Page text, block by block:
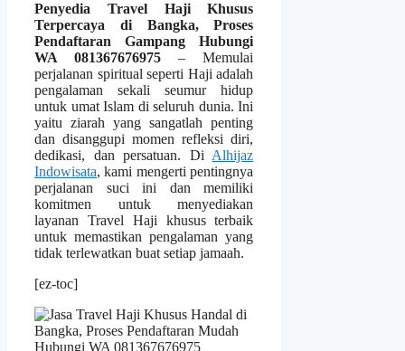
Penyedia Travel Haji Khusus
Terpercaya di Bangka, Proses
Pendaftaran Gampang Hubungi
WA 081367676975 – Memulai
perjalanan spiritual seperti Haji adalah
pengalaman sekali seumur hidup
untuk umat Islam di seluruh dunia. Ini
yaitu ziarah yang sangatlah penting
dan disanggupi momen refleksi diri,
dedikasi, dan persatuan. Di Alhijaz
Indowisata, kami mengerti pentingnya
perjalanan suci ini dan memiliki
komitmen untuk menyediakan
layanan Travel Haji khusus terbaik
untuk memastikan pengalaman yang
tidak terlewatkan buat setiap jamaah.
[ez-toc]